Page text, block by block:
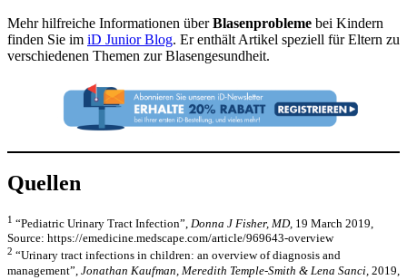
Mehr hilfreiche Informationen überBlasenprobleme bei Kindern
finden Sie im iD Junior Blog. Er enthält Artikel speziell für Eltern zu
verschiedenen Themen zur Blasengesundheit.
Quellen
1 “Pediatric Urinary Tract Infection”, Donna J Fisher, MD, 19 March 2019,
Source: https://emedicine.medscape.com/article/969643-overview
2 “Urinary tract infections in children: an overview of diagnosis and
management”, Jonathan Kaufman, Meredith Temple-Smith & Lena Sanci, 2019,